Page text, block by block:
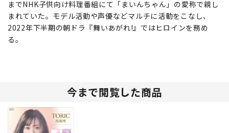
までNHK子供向け料理番組にて「まいんちゃん」の愛称で親し
まれていた。モデル活動や声優などマルチに活動をこなし、
2022年下半期の朝ドラ『舞いあがれ!』ではヒロインを務め
る。
今まで閲覧した商品